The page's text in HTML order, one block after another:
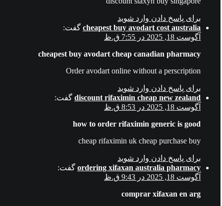
برای پاسخ دادن وارد شوید
cheapest buy avodart cost australia گفت:
آگوست 18, 2025 در 7:55 ق.ظ
cheapest buy avodart cheap canadian pharmacy
Order avodart online without a perscription
برای پاسخ دادن وارد شوید
discount rifaximin cheap new zealand گفت:
آگوست 18, 2025 در 8:53 ق.ظ
how to order rifaximin generic is good
cheap rifaximin uk cheap purchase buy
برای پاسخ دادن وارد شوید
ordering xifaxan australia pharmacy گفت:
آگوست 18, 2025 در 9:43 ق.ظ
comprar xifaxan en arg